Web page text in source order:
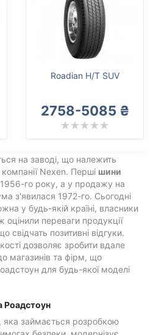
Roadian H/T SUV
2758-5085 ₴
на заводі, що належить
компанії Nexen. Перші шини
го року, а у продажу на
з'явилася 1972-го. Сьогодні
у будь-якій країні, власники
оцінили переваги продукції
свідчать позитивні відгуки.
дозволяє зробити вдале
магазинів та фірм, що
для будь-якої моделі
Роадстоун
яка займається розробкою